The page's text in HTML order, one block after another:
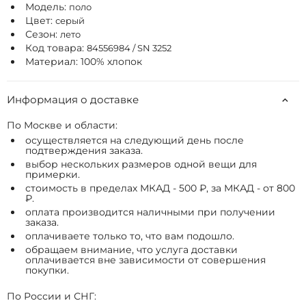
Модель: поло
Цвет: серый
Сезон: лето
Код товара: 84556984 / SN 3252
Материал: 100% хлопок
Информация о доставке
По Москве и области:
осуществляется на следующий день после
подтверждения заказа.
выбор нескольких размеров одной вещи для
примерки.
стоимость в пределах МКАД - 500 ₽, за МКАД - от 800
₽.
оплата производится наличными при получении
заказа.
оплачиваете только то, что вам подошло.
обращаем внимание, что услуга доставки
оплачивается вне зависимости от совершения
покупки.
По России и СНГ: